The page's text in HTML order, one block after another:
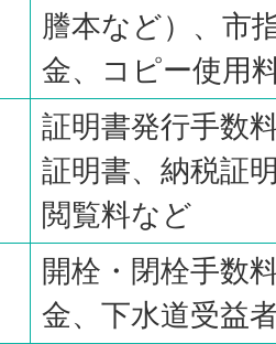
謄本など）、市
金、コピー使用
証明書発行手数
証明書、納税証
閲覧料など
開栓・閉栓手数
金、下水道受益